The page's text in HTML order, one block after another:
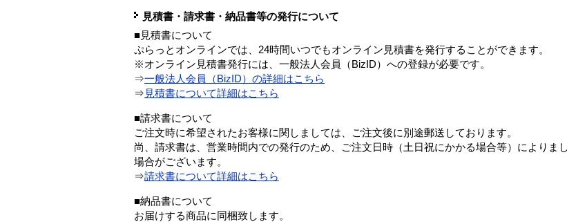
見積書・請求書・納品書等の発行について
■見積書について
ぷらっとオンラインでは、24時間いつでもオンライン見積書を発行することができます。
※オンライン見積書発行には、一般法人会員（BizID）への登録が必要です。
⇒一般法人会員（BizID）の詳細はこちら
⇒ 見積書について詳細はこちら
■請求書について
ご注文時に希望されたお客様に関しましては、ご注文後に別途郵送しております。
尚、請求書は、営業時間内での発行のため、ご注文日時（土日祝にかかる場合等）によりま
場合がございます。
⇒請求書について詳細はこちら
■納品書について
お届けする商品に同梱致します。